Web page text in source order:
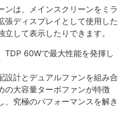
ンは、メインスクリーンをミラ
張ディスプレイとして使用した
立して表示したりできます。
TDP 60Wで最大性能を発揮し
設計とデュアルファンを組み合
の大容量ターボファンが特徴
、究極のパフォーマンスを解き